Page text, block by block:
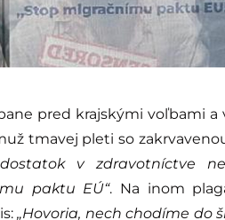
pred krajskými voľbami a
tmavej pleti so
v zdravotníctve
paktu EÚ“. Na inom
„Hovoria, nech chodíme do